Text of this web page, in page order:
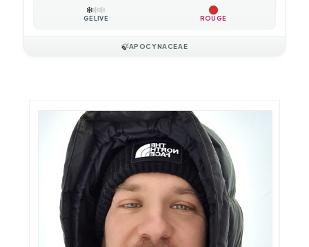
❄️❄️❄️
GÉLIVE ROUGE
🍃APOCYNACEAE